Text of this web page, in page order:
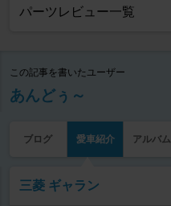
パーツレビュー一覧
この記事を書いたユーザー
あんどぅ～
ブログ 愛車紹介 アルバム
三菱 ギャラン